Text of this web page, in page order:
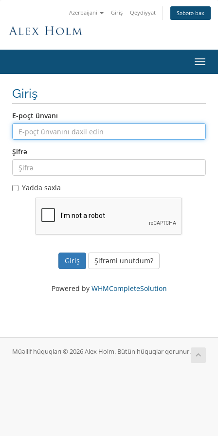
Azerbaijani Giriş Qeydiyyat Səbətə bax
keçid
Giriş
E-poçt ünvanı
Şifrə
Yadda saxla
Şifrəmi unutdum?
Powered by WHMCompleteSolution
Müəllif hüquqları © 2026 Alex Holm. Bütün hüquqlar qorunur.